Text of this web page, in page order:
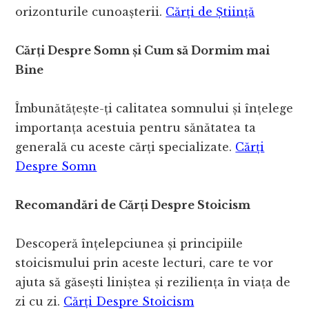
orizonturile cunoașterii. Cărți de Știință
Cărți Despre Somn și Cum să Dormim mai
Bine
Îmbunătățește-ți calitatea somnului și înțelege
importanța acestuia pentru sănătatea ta
generală cu aceste cărți specializate. Cărți
Despre Somn
Recomandări de Cărți Despre Stoicism
Descoperă înțelepciunea și principiile
stoicismului prin aceste lecturi, care te vor
ajuta să găsești liniștea și reziliența în viața de
zi cu zi. Cărți Despre Stoicism